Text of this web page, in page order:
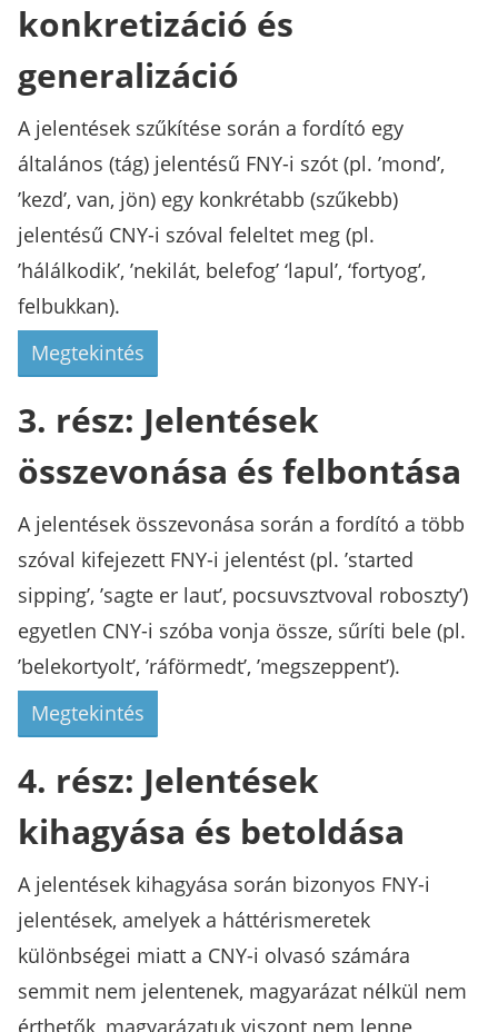
konkretizáció és
generalizáció
A jelentések szűkítése során a fordító egy
általános (tág) jelentésű FNY-i szót (pl. ’mond’,
’kezd’, van, jön) egy konkrétabb (szűkebb)
jelentésű CNY-i szóval feleltet meg (pl.
’hálálkodik’, ’nekilát, belefog’ ‘lapul’, ‘fortyog’,
felbukkan).
Megtekintés
3. rész: Jelentések
összevonása és felbontása
A jelentések összevonása során a fordító a több
szóval kifejezett FNY-i jelentést (pl. ’started
sipping’, ’sagte er laut’, pocsuvsztvoval roboszty’)
egyetlen CNY-i szóba vonja össze, sűríti bele (pl.
’belekortyolt’, ’ráförmedt’, ’megszeppent’).
Megtekintés
4. rész: Jelentések
kihagyása és betoldása
A jelentések kihagyása során bizonyos FNY-i
jelentések, amelyek a háttérismeretek
különbségei miatt a CNY-i olvasó számára
semmit nem jelentenek, magyarázat nélkül nem
érthetők, magyarázatuk viszont nem lenne